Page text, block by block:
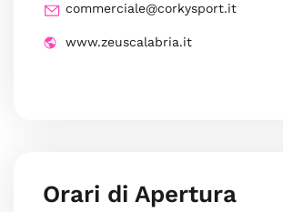
commerciale@corkysport.it
www.zeuscalabria.it
Orari di Apertura